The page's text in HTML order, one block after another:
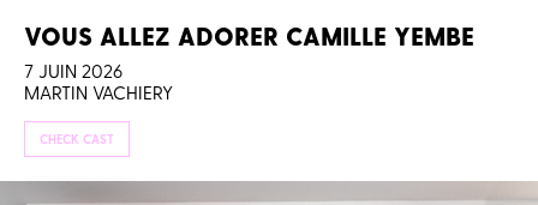
VOUS ALLEZ ADORER CAMILLE YEMBE
7 JUIN 2026
MARTIN VACHIERY
CHECK CAST